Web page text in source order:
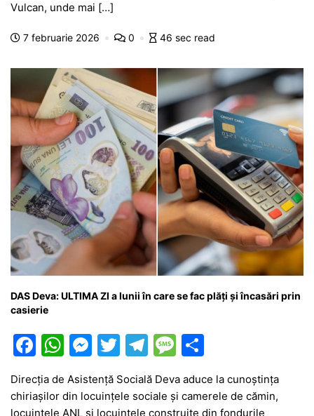
b
o
A
p
e
n
er
m g z
Vulcan, unde mai […]
7 februarie 2026 0 46 sec read
DAS Deva: ULTIMA ZI a lunii în care se fac plăți și încasări prin
casierie
F
a
c
W
at
M
s
T
w
itt
T
e
M
s ta
Direcția de Asistență Socială Deva aduce la cunoștința
chiriașilor din locuințele sociale și camerele de cămin,
locuințele ANL și locuințele construite din fondurile